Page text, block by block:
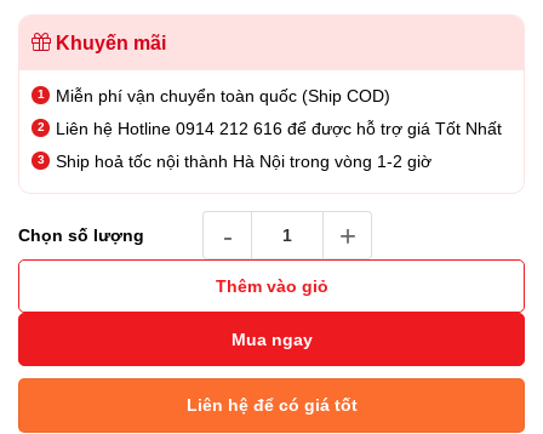
Khuyến mãi
Miễn phí vận chuyển toàn quốc (Ship COD)
Liên hệ Hotline 0914 212 616 để được hỗ trợ giá Tốt Nhất
Ship hoả tốc nội thành Hà Nội trong vòng 1-2 giờ
Chọn số lượng
Thêm vào giỏ
Mua ngay
Liên hệ để có giá tốt